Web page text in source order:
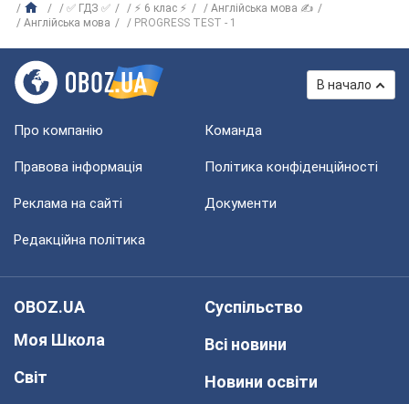
✅ ГДЗ ✅ ⚡ 6 клас ⚡
Англійська мова ✍
Англійська мова
PROGRESS TEST - 1
В начало
Про компанію Команда
Правова інформація Політика конфіденційності
Реклама на сайті Документи
Редакційна політика
OBOZ.UA
Моя Школа
Світ
Суспільство
Всі новини
Новини освіти